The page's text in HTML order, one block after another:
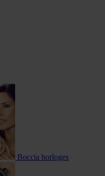
Boccia horloges